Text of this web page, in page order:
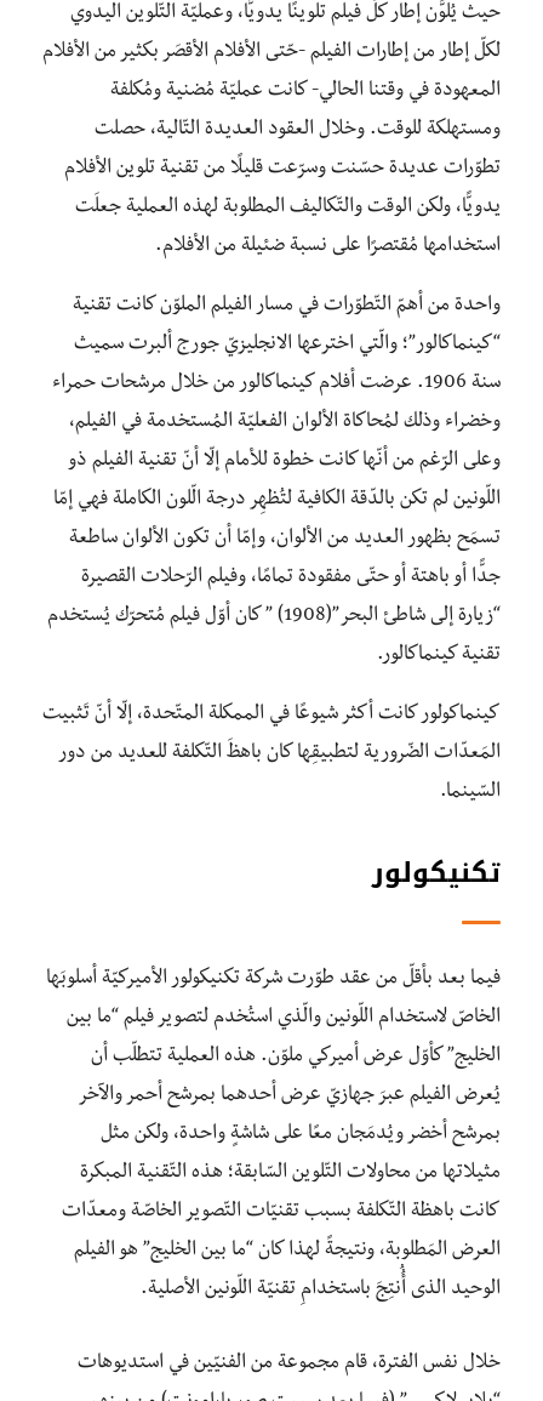
حيث يُلوَّن إطار كلّ فيلم تلوينًا يدويًّا، وعمليّة التّلوين اليدوي
لكلّ إطار من إطارات الفيلم -حّتى الأفلام الأقصَر بكثير من الأفلام
المعهودة في وقتنا الحالي- كانت عمليّة مُضنية ومُكلفة
ومستهلكة للوقت. وخلال العقود العديدة التّالية، حصلت
تطوّرات عديدة حسّنت وسرّعت قليلًا من تقنية تلوين الأفلام
يدويًّا، ولكن الوقت والتّكاليف المطلوبة لهذه العملية جعلَت
استخدامها مُقتصرًا على نسبة ضئيلة من الأفلام.
واحدة من أهمّ التّطوّرات في مسار الفيلم الملوّن كانت تقنية
“كينماكالور”؛ والّتي اخترعها الانجليزيّ جورج ألبرت سميث
سنة 1906. عرضت أفلام كينماكالور من خلال مرشحات حمراء
وخضراء وذلك لمُحاكاة الألوان الفعليّة المُستخدمة في الفيلم،
وعلى الرّغم من أنّها كانت خطوة للأمام إلّا أنّ تقنية الفيلم ذو
اللّونين لم تكن بالدّقة الكافية لتُظهِر درجة الّلون الكاملة فهي إمّا
تسمَح بظهور العديد من الألوان، وإمّا أن تكون الألوان ساطعة
جدًّا أو باهتة أو حتّى مفقودة تمامًا، وفيلم الرّحلات القصيرة
“زيارة إلى شاطئ البحر”(1908) ” كان أوّل فيلم مُتحرّك يُستخدم
تقنية كينماكالور.
كينماكولور كانت أكثر شيوعًا في الممكلة المتّحدة، إلّا أنّ تَثبيت
المَعدّات الضّرورية لتطبيقِها كان باهظَ التّكلفة للعديد من دور
السّينما.
تكنيكولور
فيما بعد بأقلّ من عقد طوّرت شركة تكنيكولور الأميركيّة أسلوبَها
الخاصّ لاستخدام اللّونين والّذي استُخدم لتصوير فيلم “ما بين
الخليج” كأوّل عرض أميركي ملوّن. هذه العملية تتطلّب أن
يُعرض الفيلم عبرَ جهازيّ عرض أحدهما بمرشح أحمر والآخر
بمرشح أخضر ويُدمَجان معًا على شاشةٍ واحدة، ولكن مثل
مثيلاتها من محاولات التّلوين السّابقة؛ هذه التّقنية المبكرة
كانت باهظة التّكلفة بسبب تقنيّات التّصوير الخاصّة ومعدّات
العرض المَطلوبة، ونتيجةً لهذا كان “ما بين الخليج” هو الفيلم
الوحيد الذى أُُنتِجَ باستخدامِ تقنيّة اللّونين الأصلية.
خلال نفس الفترة، قام مجموعة من الفنيّين في استديوهات